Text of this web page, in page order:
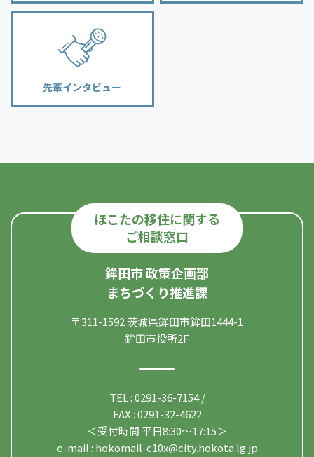
先輩インタビュー
ほこたの移住に関する
ご相談窓口
鉾田市 政策企画部
まちづくり推進課
〒311-1592 茨城県鉾田市鉾田1444-1
鉾田市役所2F
TEL : 0291-36-7154 /
FAX : 0291-32-4622
＜受付時間 平日8:30〜17:15＞
e-mail : hokomail-c10x@city.hokota.lg.jp